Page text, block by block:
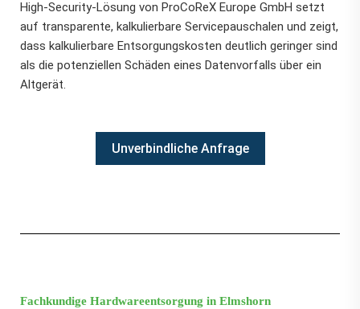
High-Security-Lösung von ProCoReX Europe GmbH setzt
auf transparente, kalkulierbare Servicepauschalen und zeigt,
dass kalkulierbare Entsorgungskosten deutlich geringer sind
als die potenziellen Schäden eines Datenvorfalls über ein
Altgerät.
Unverbindliche Anfrage
Fachkundige Hardwareentsorgung in Elmshorn